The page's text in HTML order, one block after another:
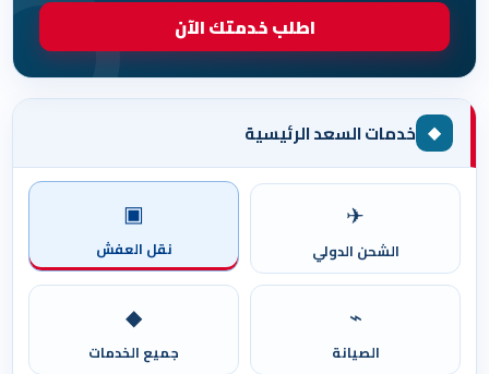
اطلب خدمتك الآن
◆ خدمات السعد الرئيسية
✈
الشحن الدولي
▣
نقل العفش
⌁
الصيانة
◆
جميع الخدمات